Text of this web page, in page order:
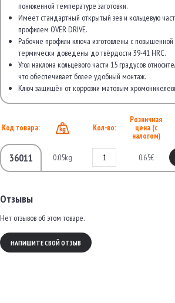
пониженной температуре заготовки.
Имеет стандартный открытый зев и кольцевую
профилем OVER DRIVE.
Рабочие профили ключа изготовлены с повышенной
термически доведены до твёрдости 39-41 HRC.
Угол наклона кольцевого части 15 градусов
что обеспечивает более удобный монтаж.
Ключ защищён от коррозии матовым
Код товара: Кол-во:
Розничная
цена (с
налогом)
36011 0.05kg 0.65€
Отзывы
Нет отзывов об этом товаре.
НАПИШИТЕ СВОЙ ОТЗЫВ